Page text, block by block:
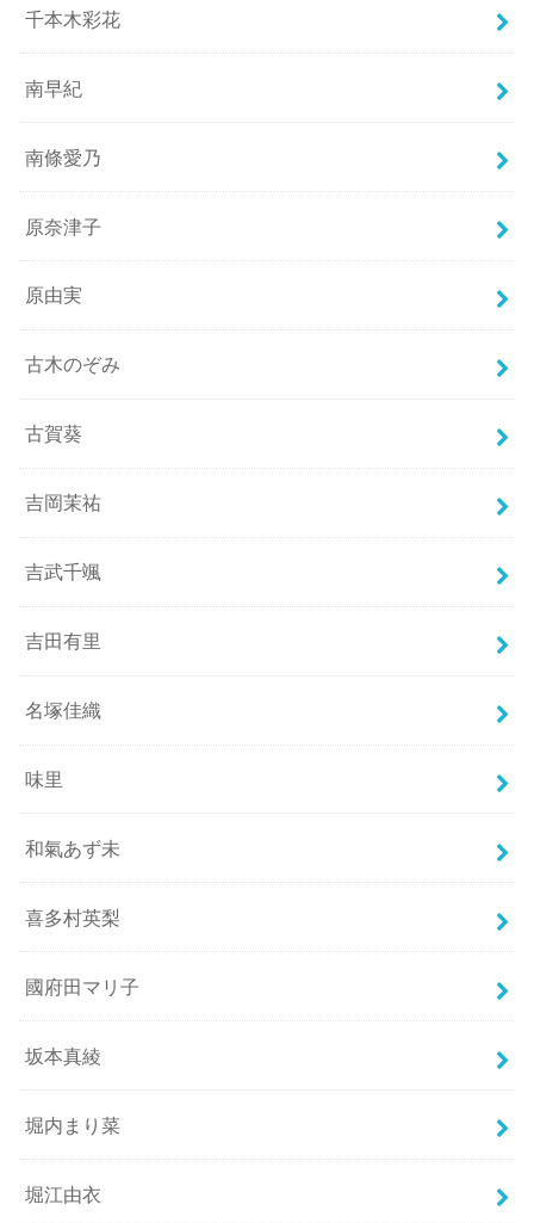
千本木彩花
南早紀
南條愛乃
原奈津子
原由実
古木のぞみ
古賀葵
吉岡茉祐
吉武千颯
吉田有里
名塚佳織
味里
和氣あず未
喜多村英梨
國府田マリ子
坂本真綾
堀内まり菜
堀江由衣